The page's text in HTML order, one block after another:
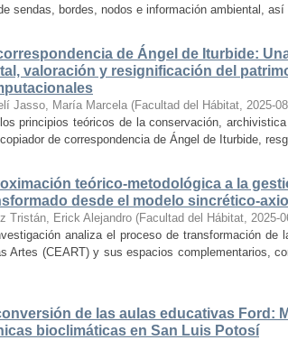
sendas, bordes, nodos e información ambiental,
de Ángel de Iturbide:
valoración y resignificación del
Jasso, María Marcela (Facultad del Hábitat, 2025-08
principios teóricos de la conservación,
copiador de correspondencia de Ángel de Iturbide,
teórico-metodológica a la
desde el modelo sincrético-
Tristán, Erick Alejandro (Facultad del Hábitat, 2025-
analiza el proceso de transformación
Artes (CEART) y sus espacios complementarios,
de las aulas educativas Ford:
bioclimáticas en San Luis Potosí